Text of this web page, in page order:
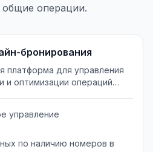
операции.
бронирования
для управления
и оптимизации операций
управление
по наличию номеров в